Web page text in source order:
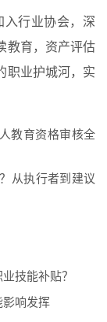
入行业协会，深
教育，资产评估
职业护城河，实
教育资格审核全
从执行者到建议
技能补贴？
影响发挥